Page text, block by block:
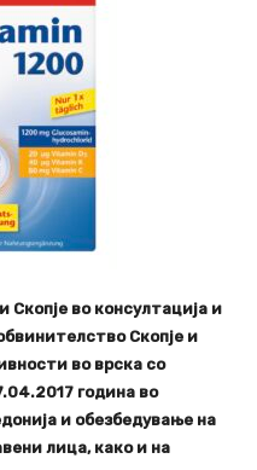
во консултација и
Скопје и
во врска со
година во
и обезбедување на
лица, како и на